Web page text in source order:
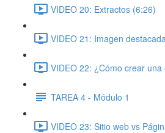
VIDEO 20: Extractos (6:26)
VIDEO 21: Imagen
VIDEO 22: ¿Cómo crear
TAREA 4 - Módulo 1
VIDEO 23: Sitio web vs